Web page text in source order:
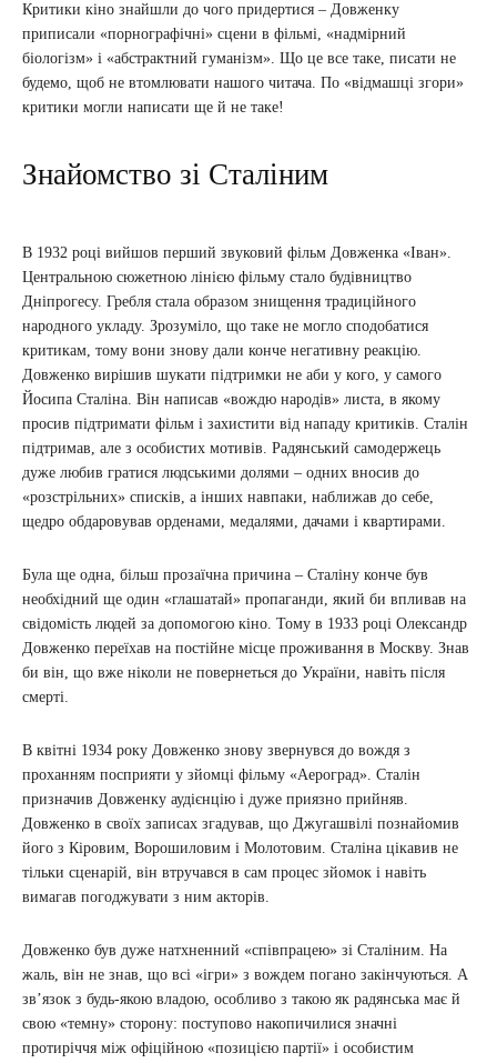
Критики кіно знайшли до чого придертися – Довженку
приписали «порнографічні» сцени в фільмі, «надмірний
біологізм» і «абстрактний гуманізм». Що це все таке, писати не
будемо, щоб не втомлювати нашого читача. По «відмашці згори»
критики могли написати ще й не таке!
Знайомство зі Сталіним
В 1932 році вийшов перший звуковий фільм Довженка «Іван».
Центральною сюжетною лінією фільму стало будівництво
Дніпрогесу. Гребля стала образом знищення традиційного
народного укладу. Зрозуміло, що таке не могло сподобатися
критикам, тому вони знову дали конче негативну реакцію.
Довженко вирішив шукати підтримки не аби у кого, у самого
Йосипа Сталіна. Він написав «вождю народів» листа, в якому
просив підтримати фільм і захистити від нападу критиків. Сталін
підтримав, але з особистих мотивів. Радянський самодержець
дуже любив гратися людськими долями – одних вносив до
«розстрільних» списків, а інших навпаки, наближав до себе,
щедро обдаровував орденами, медалями, дачами і квартирами.
Була ще одна, більш прозаїчна причина – Сталіну конче був
необхідний ще один «глашатай» пропаганди, який би впливав на
свідомість людей за допомогою кіно. Тому в 1933 році Олександр
Довженко переїхав на постійне місце проживання в Москву. Знав
би він, що вже ніколи не повернеться до України, навіть після
смерті.
В квітні 1934 року Довженко знову звернувся до вождя з
проханням посприяти у зйомці фільму «Аероград». Сталін
призначив Довженку аудієнцію і дуже приязно прийняв.
Довженко в своїх записах згадував, що Джугашвілі познайомив
його з Кіровим, Ворошиловим і Молотовим. Сталіна цікавив не
тільки сценарій, він втручався в сам процес зйомок і навіть
вимагав погоджувати з ним акторів.
Довженко був дуже натхненний «співпрацею» зі Сталіним. На
жаль, він не знав, що всі «ігри» з вождем погано закінчуються. А
зв’язок з будь-якою владою, особливо з такою як радянська має й
свою «темну» сторону: поступово накопичилися значні
протиріччя між офіційною «позицією партії» і особистим